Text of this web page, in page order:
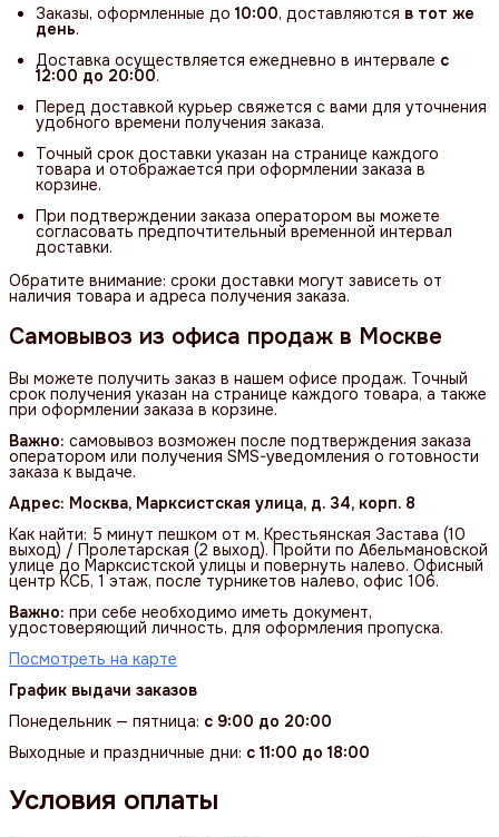
Заказы, оформленные до 10:00, доставляются в тот же
день.
Доставка осуществляется ежедневно в интервале с
12:00 до 20:00.
Перед доставкой курьер свяжется с вами для уточнения
удобного времени получения заказа.
Точный срок доставки указан на странице каждого
товара и отображается при оформлении заказа в
корзине.
При подтверждении заказа оператором вы можете
согласовать предпочтительный временной интервал
доставки.
Обратите внимание: сроки доставки могут зависеть от
наличия товара и адреса получения заказа.
Самовывоз из офиса продаж в Москве
Вы можете получить заказ в нашем офисе продаж. Точный
срок получения указан на странице каждого товара, а также
при оформлении заказа в корзине.
Важно: самовывоз возможен после подтверждения заказа
оператором или получения SMS-уведомления о готовности
заказа к выдаче.
Адрес: Москва, Марксистская улица, д. 34, корп. 8
Как найти: 5 минут пешком от м. Крестьянская Застава (10
выход) / Пролетарская (2 выход). Пройти по Абельмановской
улице до Марксистской улицы и повернуть налево. Офисный
центр КСБ, 1 этаж, после турникетов налево, офис 106.
Важно: при себе необходимо иметь документ,
удостоверяющий личность, для оформления пропуска.
Посмотреть на карте
График выдачи заказов
Понедельник — пятница: с 9:00 до 20:00
Выходные и праздничные дни: с 11:00 до 18:00
Условия оплаты